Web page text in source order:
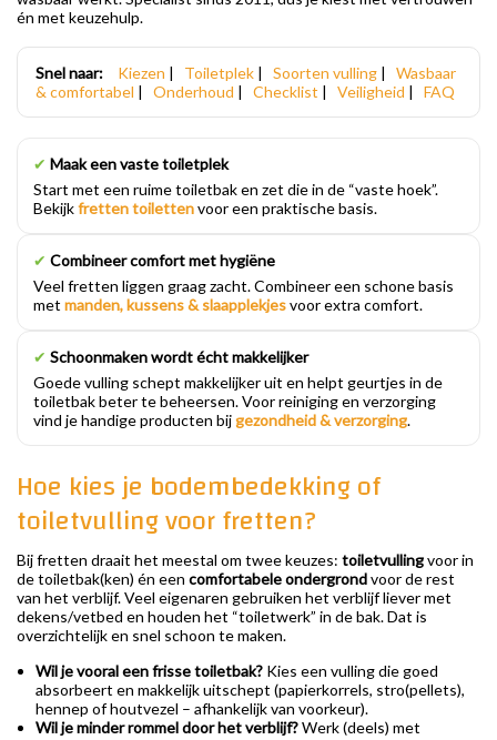
én met keuzehulp.
Snel naar: Kiezen | Toiletplek | Soorten vulling |
Wasbaar
& comfortabel | Onderhoud | Checklist | Veiligheid | FAQ
✔ Maak een vaste toiletplek
Start met een ruime toiletbak en zet die in de “vaste hoek”.
Bekijkfretten toilettenvoor een praktische basis.
✔ Combineer comfort met hygiëne
Veel fretten liggen graag zacht. Combineer een schone basis
met manden, kussens & slaapplekjesvoor extra comfort.
✔ Schoonmaken wordt écht makkelijker
Goede vulling schept makkelijker uit en helpt geurtjes in de
toiletbak beter te beheersen. Voor reiniging en verzorging
vind je handige producten bijgezondheid & verzorging.
Hoe kies je bodembedekking of
toiletvulling voor fretten?
Bij fretten draait het meestal om twee keuzes: toiletvullingvoor in
de toiletbak(ken) én een comfortabele ondergrondvoor de rest
van het verblijf. Veel eigenaren gebruiken het verblijf liever met
dekens/vetbed en houden het “toiletwerk” in de bak. Dat is
overzichtelijk en snel schoon te maken.
Wil je vooral een frisse toiletbak? Kies een vulling die goed
absorbeert en makkelijk uitschept (papierkorrels, stro(pellets),
hennep of houtvezel – afhankelijk van voorkeur).
Wil je minder rommel door het verblijf?Werk (deels) met